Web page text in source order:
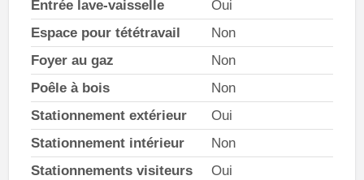
Entrée lave-vaisselle
Oui
Espace pour tététravail
Non
Foyer au gaz
Non
Poêle à bois
Non
Stationnement extérieur
Oui
Stationnement intérieur
Non
Stationnements visiteurs
Oui